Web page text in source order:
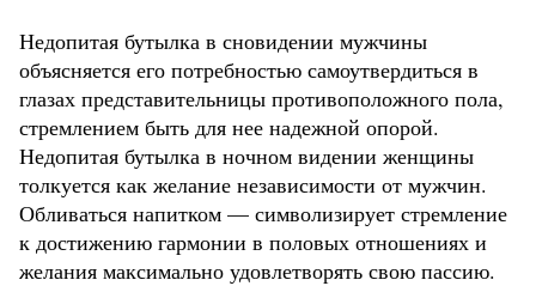
Недопитая бутылка в сновидении мужчины
объясняется его потребностью самоутвердиться в
глазах представительницы противоположного пола,
стремлением быть для нее надежной опорой.
Недопитая бутылка в ночном видении женщины
толкуется как желание независимости от мужчин.
Обливаться напитком — символизирует стремление
к достижению гармонии в половых отношениях и
желания максимально удовлетворять свою пассию.